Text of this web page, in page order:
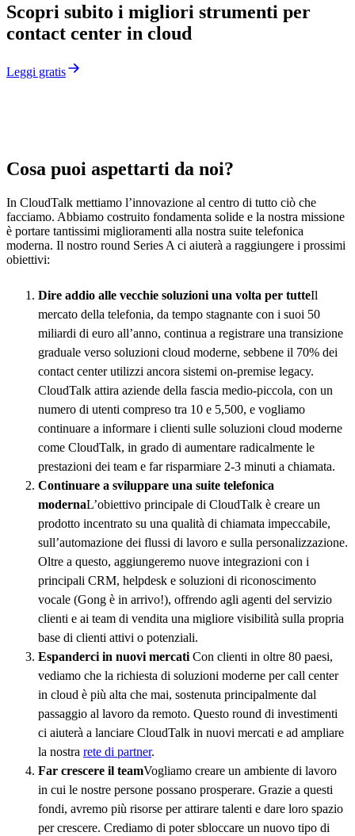
Scopri subito i migliori strumenti per
contact center in cloud
Leggi gratis
Cosa puoi aspettarti da noi?
In CloudTalk mettiamo l’innovazione al centro di tutto ciò che
facciamo. Abbiamo costruito fondamenta solide e la nostra missione
è portare tantissimi miglioramenti alla nostra suite telefonica
moderna. Il nostro round Series A ci aiuterà a raggiungere i prossimi
obiettivi:
Dire addio alle vecchie soluzioni una volta per tutteIl
mercato della telefonia, da tempo stagnante con i suoi 50
miliardi di euro all’anno, continua a registrare una transizione
graduale verso soluzioni cloud moderne, sebbene il 70% dei
contact center utilizzi ancora sistemi on-premise legacy.
CloudTalk attira aziende della fascia medio-piccola, con un
numero di utenti compreso tra 10 e 5,500, e vogliamo
continuare a informare i clienti sulle soluzioni cloud moderne
come CloudTalk, in grado di aumentare radicalmente le
prestazioni dei team e far risparmiare 2-3 minuti a chiamata.
Continuare a sviluppare una suite telefonica
modernaL’obiettivo principale di CloudTalk è creare un
prodotto incentrato su una qualità di chiamata impeccabile,
sull’automazione dei flussi di lavoro e sulla personalizzazione.
Oltre a questo, aggiungeremo nuove integrazioni con i
principali CRM, helpdesk e soluzioni di riconoscimento
vocale (Gong è in arrivo!), offrendo agli agenti del servizio
clienti e ai team di vendita una migliore visibilità sulla propria
base di clienti attivi o potenziali.
Espanderci in nuovi mercati Con clienti in oltre 80 paesi,
vediamo che la richiesta di soluzioni moderne per call center
in cloud è più alta che mai, sostenuta principalmente dal
passaggio al lavoro da remoto. Questo round di investimenti
ci aiuterà a lanciare CloudTalk in nuovi mercati e ad ampliare
la nostra rete di partner.
Far crescere il teamVogliamo creare un ambiente di lavoro
in cui le nostre persone possano prosperare. Grazie a questi
fondi, avremo più risorse per attirare talenti e dare loro spazio
per crescere. Crediamo di poter sbloccare un nuovo tipo di